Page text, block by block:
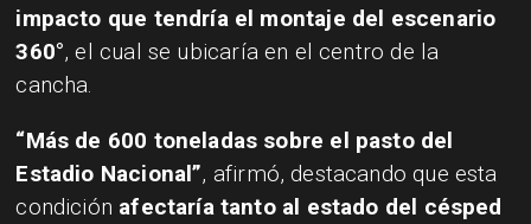
impacto que tendría el montaje del escenario
360°, el cual se ubicaría en el centro de la
cancha.
“Más de 600 toneladas sobre el pasto del
Estadio Nacional”, afirmó, destacando que esta
condición afectaría tanto al estado del césped